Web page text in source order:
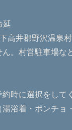
延
高井郡野沢温泉
。村営駐車場な
時に選択をして
浴着・ポンチョ